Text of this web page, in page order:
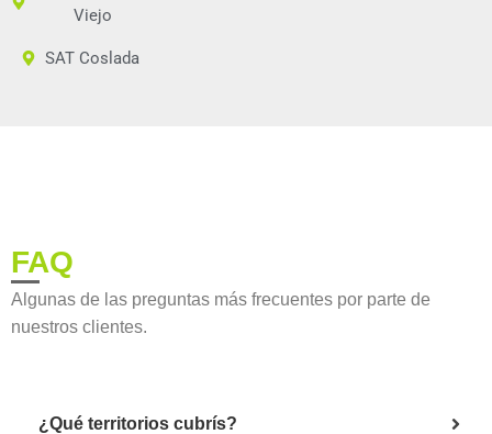
Viejo
SAT Coslada
FAQ
Algunas de las preguntas más frecuentes por parte de
nuestros clientes.
¿Qué territorios cubrís?